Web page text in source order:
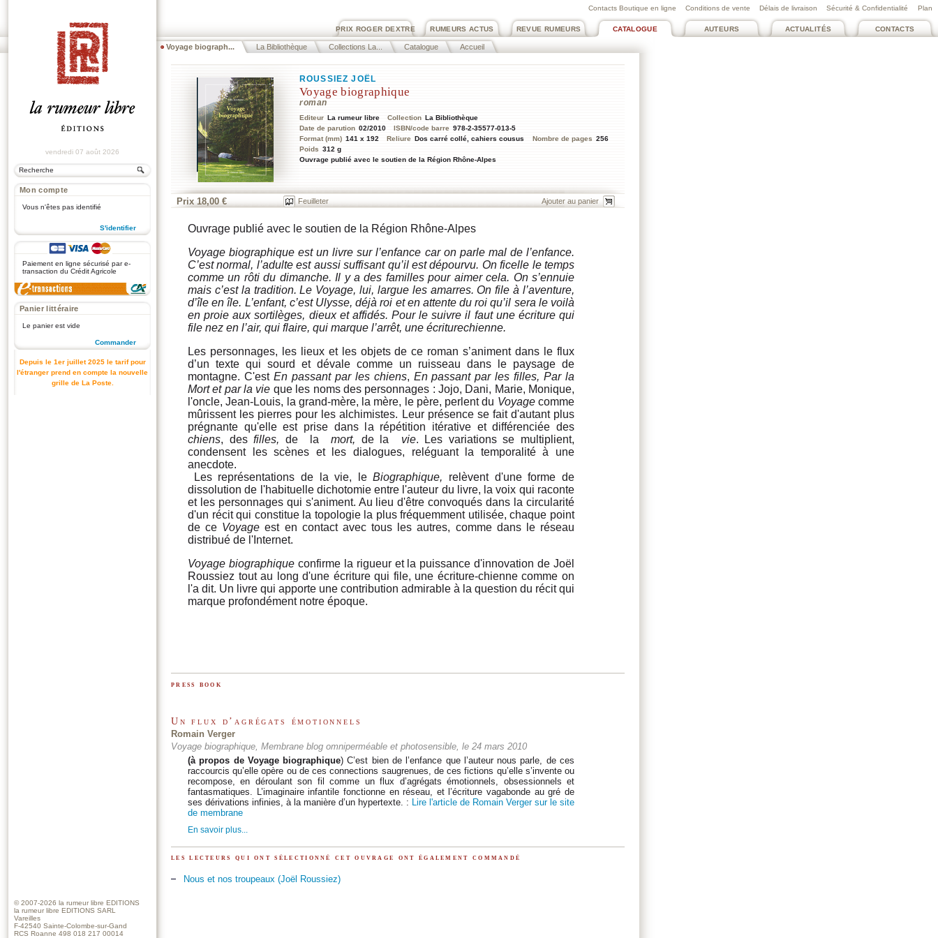
Plan
Contacts Boutique en ligne Conditions de vente Délais de livraison Sécurité & Confidentialité
CONTACTS
ACTUALITÉS
AUTEURS
CATALOGUE
REVUE RUMEURS
RUMEURS ACTUS
PRIX ROGER DEXTRE
Voyage biograph... La Bibliothèque Collections La... Catalogue Accueil
vendredi 07 août 2026
Mon compte
Vous n'êtes pas identifié
S'identifier
Paiement en ligne sécurisé par e-
transaction du Crédit Agricole
Panier littéraire
Le panier est vide
Commander
Depuis le 1er juillet 2025 le tarif pour
l'étranger prend en compte la nouvelle
grille de La Poste.
ROUSSIEZ JOËL
Voyage biographique
roman
Editeur La rumeur libre Collection La Bibliothèque
Date de parution 02/2010 ISBN/code barre 978-2-35577-013-5
Format (mm) 141 x 192 Reliure Dos carré collé, cahiers cousus Nombre de pages 256
Poids 312 g
Ouvrage publié avec le soutien de la Région Rhône-Alpes
Prix 18,00 € Feuilleter
Ouvrage publié avec le soutien de la Région Rhône-Alpes
Voyage biographique est un livre sur l’enfance car on parle mal de l’enfance.
C’est normal, l’adulte est aussi suffisant qu’il est dépourvu. On ficelle le temps
comme un rôti du dimanche. Il y a des familles pour aimer cela. On s’ennuie
mais c’est la tradition. Le Voyage, lui, largue les amarres. On file à l’aventure,
d’île en île. L’enfant, c’est Ulysse, déjà roi et en attente du roi qu’il sera le voilà
en proie aux sortilèges, dieux et affidés. Pour le suivre il faut une écriture qui
file nez en l’air, qui flaire, qui marque l’arrêt, une écriturechienne.
Les personnages, les lieux et les objets de ce roman s’animent dans le flux
d’un texte qui sourd et dévale comme un ruisseau dans le paysage de
montagne. C'est En passant par les chiens, En passant par les filles, Par la
Mort et par la vie que les noms des personnages : Jojo, Dani, Marie, Monique,
l'oncle, Jean-Louis, la grand-mère, la mère, le père, perlent du Voyagecomme
mûrissent les pierres pour les alchimistes. Leur présence se fait d'autant plus
prégnante qu'elle est prise dans la répétition itérative et différenciée des
chiens, desfilles, de la mort, de la vie. Les variations se multiplient,
condensent les scènes et les dialogues, reléguant la temporalité à une
anecdote.
Les représentations de la vie, leBiographique, relèvent d'une forme de
dissolution de l'habituelle dichotomie entre l'auteur du livre, la voix qui raconte
et les personnages qui s'animent. Au lieu d'être convoqués dans la circularité
d'un récit qui constitue la topologie la plus fréquemment utilisée, chaque point
de ce Voyage est en contact avec tous les autres, comme dans le réseau
distribué de l'Internet.
Voyage biographiqueconfirme la rigueur et la puissance d'innovation de Joël
Roussiez tout au long d'une écriture qui file, une écriture-chienne comme on
l'a dit. Un livre qui apporte une contribution admirable à la question du récit qui
marque profondément notre époque.
press book
Un flux d’agrégats émotionnels
Romain Verger
Voyage biographique, Membrane blog omniperméable et photosensible, le 24 mars 2010
(à propos de Voyage biographique) C’est bien de l’enfance que l’auteur nous parle, de ces
raccourcis qu’elle opère ou de ces connections saugrenues, de ces fictions qu’elle s’invente ou
recompose, en déroulant son fil comme un flux d’agrégats émotionnels, obsessionnels et
fantasmatiques. L’imaginaire infantile fonctionne en réseau, et l’écriture vagabonde au gré de
ses dérivations infinies, à la manière d’un hypertexte. : Lire l'article de Romain Verger sur le site
de membrane
En savoir plus...
les lecteurs qui ont sélectionné cet ouvrage ont également commandé
Nous et nos troupeaux (Joël Roussiez)
© 2007-2026 la rumeur libre EDITIONS
la rumeur libre EDITIONS SARL
Vareilles
F-42540 Sainte-Colombe-sur-Gand
RCS Roanne 498 018 217 00014